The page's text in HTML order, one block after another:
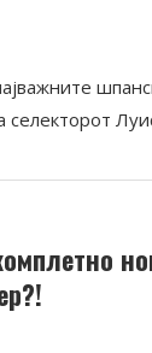
селекторот